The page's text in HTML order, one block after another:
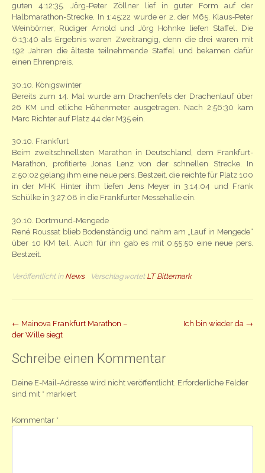
guten 4:12:35. Jörg-Peter Zöllner lief in guter Form auf der
Halbmarathon-Strecke. In 1:45:22 wurde er 2. der M65. Klaus-Peter
Weinbörner, Rüdiger Arnold und Jörg Hohnke liefen Staffel. Die
6:13:40 als Ergebnis waren Zweitrangig, denn die drei waren mit
192 Jahren die älteste teilnehmende Staffel und bekamen dafür
einen Ehrenpreis.
30.10. Königswinter
Bereits zum 14. Mal wurde am Drachenfels der Drachenlauf über
26 KM und etliche Höhenmeter ausgetragen. Nach 2:56:30 kam
Marc Richter auf Platz 44 der M35 ein.
30.10. Frankfurt
Beim zweitschnellsten Marathon in Deutschland, dem Frankfurt-
Marathon, profitierte Jonas Lenz von der schnellen Strecke. In
2:50:02 gelang ihm eine neue pers. Bestzeit, die reichte für Platz 100
in der MHK. Hinter ihm liefen Jens Meyer in 3:14:04 und Frank
Schülke in 3:27:08 in die Frankfurter Messehalle ein.
30.10. Dortmund-Mengede
René Roussat blieb Bodenständig und nahm am „Lauf in Mengede“
über 10 KM teil. Auch für ihn gab es mit 0:55:50 eine neue pers.
Bestzeit.
Veröffentlicht in News Verschlagwortet LT Bittermark
Beitrag
Navigation
← Mainova Frankfurt Marathon –
der Wille siegt
Ich bin wieder da →
Schreibe einen Kommentar
Deine E-Mail-Adresse wird nicht veröffentlicht. Erforderliche Felder
sind mit * markiert
Kommentar *